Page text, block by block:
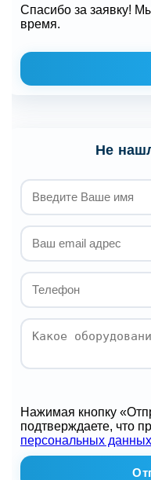
Спасибо за заявку!
время.
Не
Нажимая кнопку
подтверждаете, что
персональных данных.